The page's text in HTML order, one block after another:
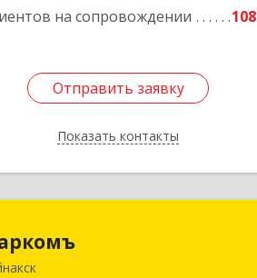
на сопровождении 108
Отправить заявку
Показать контакты
Подробнее
Отправить заявку
Назад